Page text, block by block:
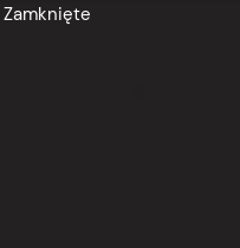
Zamknięte